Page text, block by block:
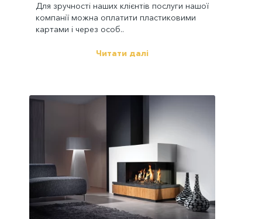
Для зручності наших клієнтів послуги нашої
компанії можна оплатити пластиковими
картами і через особ..
Читати далі